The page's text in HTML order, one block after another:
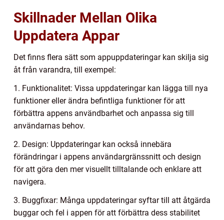
Skillnader Mellan Olika
Uppdatera Appar
Det finns flera sätt som appuppdateringar kan skilja sig
åt från varandra, till exempel:
1. Funktionalitet: Vissa uppdateringar kan lägga till nya
funktioner eller ändra befintliga funktioner för att
förbättra appens användbarhet och anpassa sig till
användarnas behov.
2. Design: Uppdateringar kan också innebära
förändringar i appens användargränssnitt och design
för att göra den mer visuellt tilltalande och enklare att
navigera.
3. Buggfixar: Många uppdateringar syftar till att åtgärda
buggar och fel i appen för att förbättra dess stabilitet